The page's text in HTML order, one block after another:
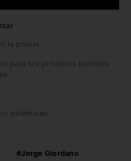
la previa
para los próximos partidos
polémicas
#Jorge Giordano